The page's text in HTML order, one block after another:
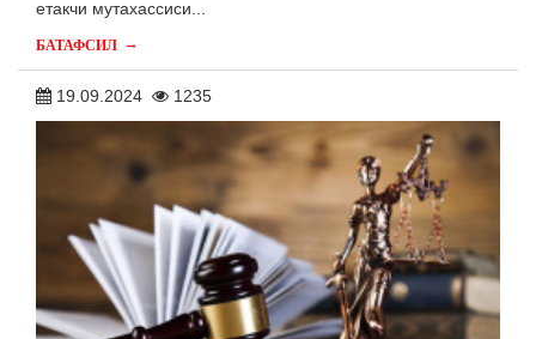
етакчи мутахассиси...
БАТАФСИЛ →
19.09.2024 1235